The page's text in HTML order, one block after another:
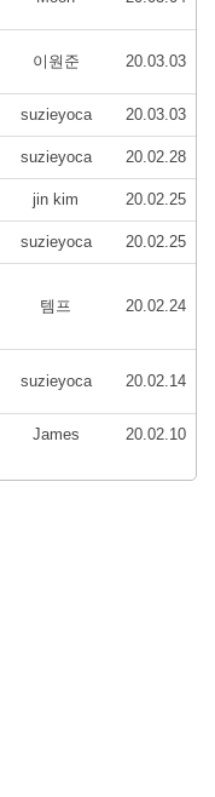
이원준 20.03.03
suzieyoca 20.03.03
suzieyoca 20.02.28
jin kim 20.02.25
suzieyoca 20.02.25
템프 20.02.24
suzieyoca 20.02.14
James 20.02.10